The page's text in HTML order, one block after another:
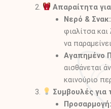
Απαραίτητα
Νερό & Σνακ:
φιαλίτσα και
να
Αγαπημένο
αισθάνεται
καινούριο
Συμβουλές για
Προσαρμογή: